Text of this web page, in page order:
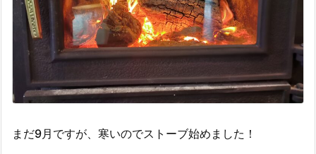
まだ9月ですが、寒いのでストーブ始めました！